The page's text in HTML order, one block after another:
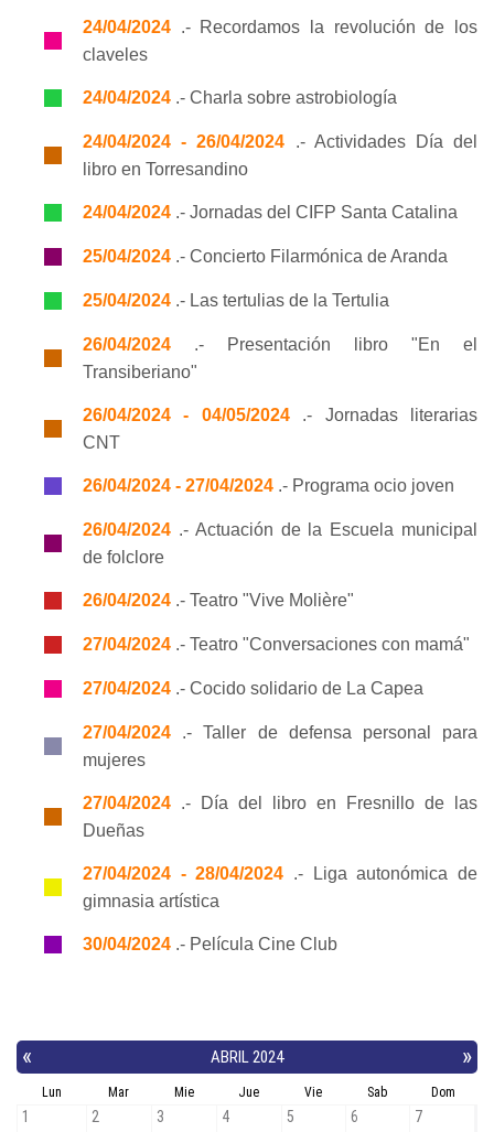
24/04/2024 .- Recordamos la revolución de los
claveles
24/04/2024 .- Charla sobre astrobiología
24/04/2024 - 26/04/2024 .- Actividades Día del
libro en Torresandino
24/04/2024 .- Jornadas del CIFP Santa Catalina
25/04/2024 .- Concierto Filarmónica de Aranda
25/04/2024 .- Las tertulias de la Tertulia
26/04/2024 .- Presentación libro "En el
Transiberiano"
26/04/2024 - 04/05/2024.- Jornadas literarias
CNT
26/04/2024 - 27/04/2024 .- Programa ocio joven
26/04/2024 .- Actuación de la Escuela municipal
de folclore
26/04/2024 .- Teatro "Vive Molière"
27/04/2024 .- Teatro "Conversaciones con mamá"
27/04/2024 .- Cocido solidario de La Capea
27/04/2024 .- Taller de defensa personal para
mujeres
27/04/2024 .- Día del libro en Fresnillo de las
Dueñas
27/04/2024 - 28/04/2024 .- Liga autonómica de
gimnasia artística
30/04/2024 .- Película Cine Club